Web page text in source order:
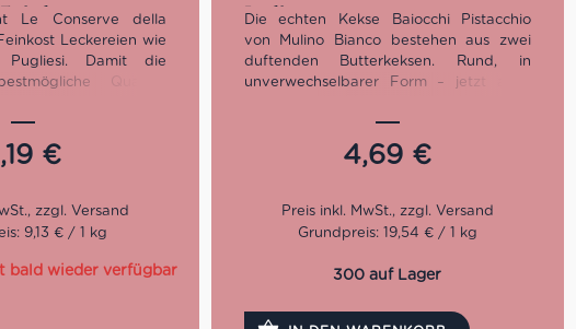
Le Conserve della
Leckereien wie
Pugliesi. Damit die
Qualität
sind nun mal
man sich hier wie
fühlt.
400 g
240 g
€
9,13 € / 1 kg
bald wieder verfügbar
Italien
Die echten Kekse Baiocchi Pistacchio
von Mulino Bianco bestehen aus zwei
duftenden Butterkeksen. Rund, in
unverwechselbarer Form – jetzt auch
duftende Mürbeteigwaffel der Baiocchi
trifft auf eine köstliche und weiche
Pistaziencreme. Ein innovativer und
beim ersten Bissen überzeugt. Du
findest sie in 6 praktischen
immer dabei haben kannst. Ideal für
Praktisch verpackt
4,69 €
Grundpreis: 19,54 € / 1 kg
300 auf Lager